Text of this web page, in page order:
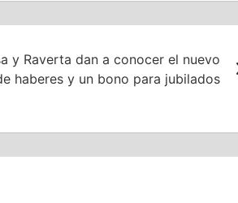
y Raverta dan a conocer el nuevo
haberes y un bono para jubilados